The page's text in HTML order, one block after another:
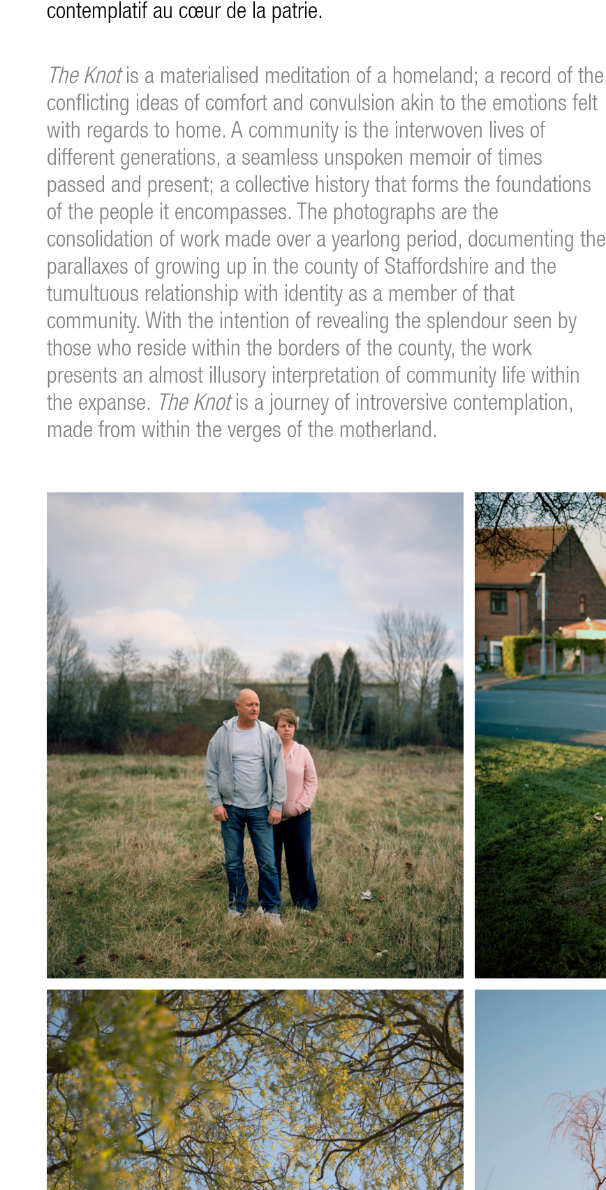
contemplatif au cœur de la patrie.
The Knotis a materialised meditation of a homeland; a record of the
conflicting ideas of comfort and convulsion akin to the emotions felt
with regards to home. A community is the interwoven lives of
different generations, a seamless unspoken memoir of times
passed and present; a collective history that forms the foundations
of the people it encompasses. The photographs are the
consolidation of work made over a yearlong period, documenting the
parallaxes of growing up in the county of Staffordshire and the
tumultuous relationship with identity as a member of that
community. With the intention of revealing the splendour seen by
those who reside within the borders of the county, the work
presents an almost illusory interpretation of community life within
the expanse. The Knotis a journey of introversive contemplation,
made from within the verges of the motherland.